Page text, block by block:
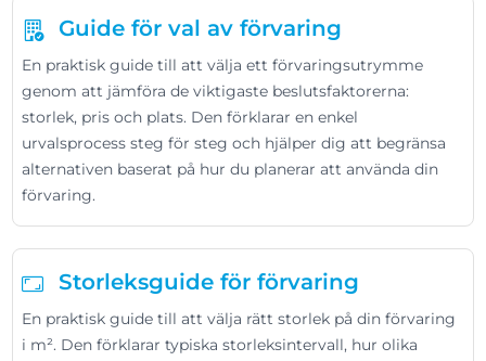
Guide för val av förvaring
En praktisk guide till att välja ett förvaringsutrymme
genom att jämföra de viktigaste beslutsfaktorerna:
storlek, pris och plats. Den förklarar en enkel
urvalsprocess steg för steg och hjälper dig att begränsa
alternativen baserat på hur du planerar att använda din
förvaring.
Storleksguide för förvaring
En praktisk guide till att välja rätt storlek på din förvaring
i m². Den förklarar typiska storleksintervall, hur olika